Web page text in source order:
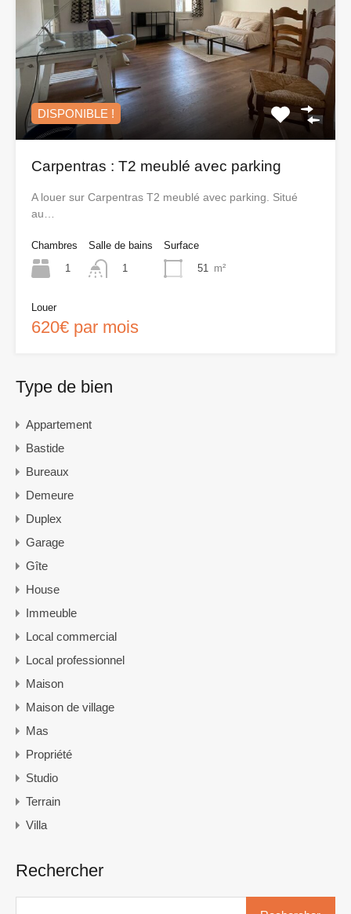
DISPONIBLE !
Carpentras : T2 meublé avec parking
A louer sur Carpentras T2 meublé avec parking. Situé
au…
Chambres
1
Salle de bains
1
Surface
51
m²
Louer
620€ par mois
Type de bien
Appartement
Bastide
Bureaux
Demeure
Duplex
Garage
Gîte
House
Immeuble
Local commercial
Local professionnel
Maison
Maison de village
Mas
Propriété
Studio
Terrain
Villa
Rechercher